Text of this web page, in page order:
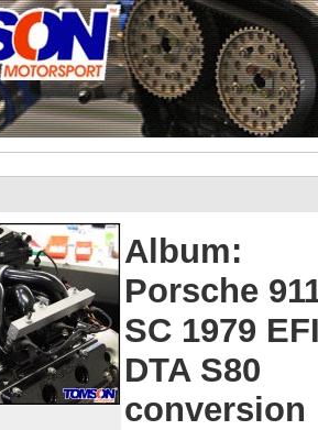
Album:
Porsche
SC 1979
DTA S80
conversion